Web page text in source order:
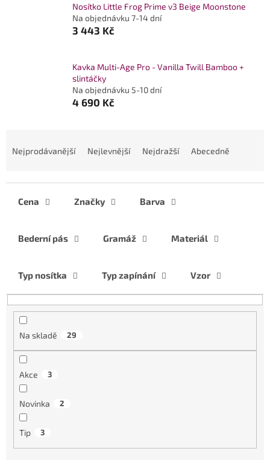
Nosítko Little Frog Prime v3 Beige Moonstone
Na objednávku 7-14 dní
3 443 Kč
Kavka Multi-Age Pro - Vanilla Twill Bamboo +
slintáčky
Na objednávku 5-10 dní
4 690 Kč
t
ů
Nejprodávanější Nejlevnější Nejdražší Abecedně
Cena Značky Barva
Bederní pás Gramáž Materiál
Typ nosítka Typ zapínání Vzor
Na skladě 29
Akce 3
Novinka 2
Tip 3